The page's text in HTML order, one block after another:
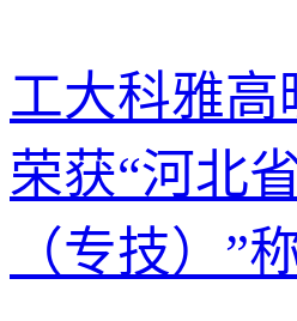
工大科雅高
荣获“河北
（专技）”